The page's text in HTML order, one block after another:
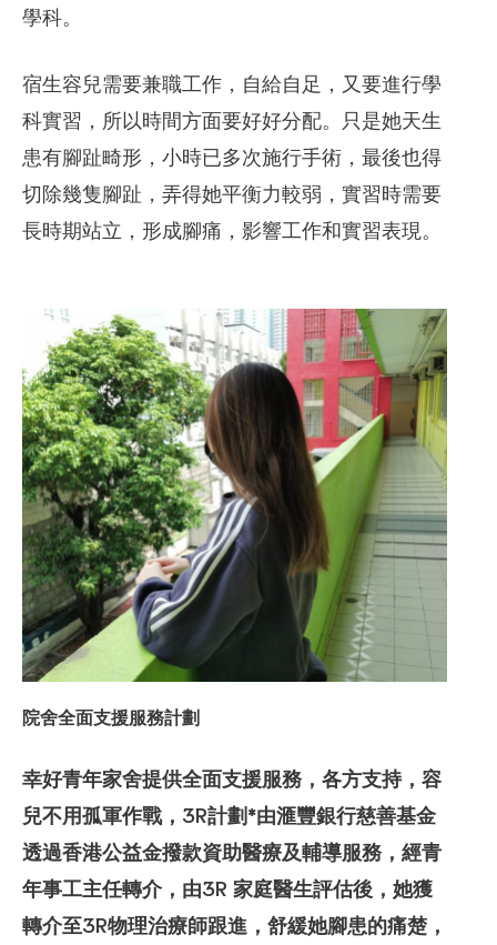
學科。
宿生容兒需要兼職工作，自給自足，又要進行學
科實習，所以時間方面要好好分配。只是她天生
患有腳趾畸形，小時已多次施行手術，最後也得
切除幾隻腳趾，弄得她平衡力較弱，實習時需要
長時期站立，形成腳痛，影響工作和實習表現。
院舍全面支援服務計劃
幸好青年家舍提供全面支援服務，各方支持，容
兒不用孤軍作戰，3R計劃*由滙豐銀行慈善基金
透過香港公益金撥款資助醫療及輔導服務，經青
年事工主任轉介，由3R 家庭醫生評估後，她獲
轉介至3R物理治療師跟進，舒緩她腳患的痛楚，